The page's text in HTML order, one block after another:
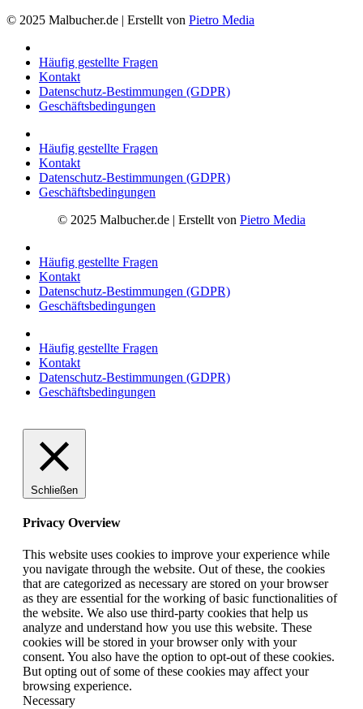
© 2025 Malbucher.de | Erstellt von Pietro Media
Häufig gestellte Fragen
Kontakt
Datenschutz-Bestimmungen (GDPR)
Geschäftsbedingungen
Häufig gestellte Fragen
Kontakt
Datenschutz-Bestimmungen (GDPR)
Geschäftsbedingungen
© 2025 Malbucher.de | Erstellt von Pietro Media
Häufig gestellte Fragen
Kontakt
Datenschutz-Bestimmungen (GDPR)
Geschäftsbedingungen
Häufig gestellte Fragen
Kontakt
Datenschutz-Bestimmungen (GDPR)
Geschäftsbedingungen
Schließen
Privacy Overview
This website uses cookies to improve your experience while
you navigate through the website. Out of these, the cookies
that are categorized as necessary are stored on your browser
as they are essential for the working of basic functionalities of
the website. We also use third-party cookies that help us
analyze and understand how you use this website. These
cookies will be stored in your browser only with your
consent. You also have the option to opt-out of these cookies.
But opting out of some of these cookies may affect your
browsing experience.
Necessary